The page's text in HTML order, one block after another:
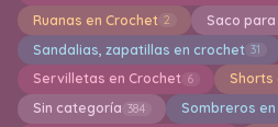
Ruanas en Crochet 2 Saco
Sandalias, zapatillas en crochet 31
Servilletas en Crochet 6 Shorts
Sin categoría 384 Sombreros